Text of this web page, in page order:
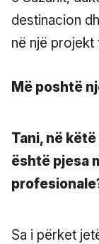
destinacion
në një projekt
Më poshtë
Tani, në
është pjesa
Sa i përket